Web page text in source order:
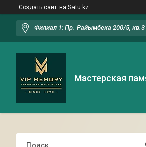
Создать сайт на Satu.kz
Филиал 1: Пр. Райымбека 200/5,
Мастерская